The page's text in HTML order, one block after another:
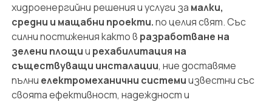
хидроенергийни решения и услуги за малки,
средни и мащабни проекти.по целия свят. Със
силни постижения както в разработване на
зелени площии рехабилитация на
съществуващи инсталации, ние доставяме
пълни електромеханични системиизвестни със
своята ефективност, надеждност и